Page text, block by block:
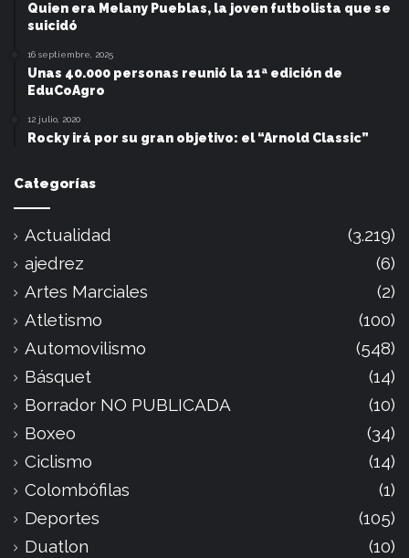
Quien era Melany Pueblas, la joven futbolista que se
suicidó
16 septiembre, 2025
Unas 40.000 personas reunió la 11ª edición de
EduCoAgro
12 julio, 2020
Rocky irá por su gran objetivo: el “Arnold Classic”
Categorías
Actualidad
(3.219)
ajedrez
(6)
Artes Marciales
(2)
Atletismo
(100)
Automovilismo
(548)
Básquet
(14)
Borrador NO PUBLICADA
(10)
Boxeo
(34)
Ciclismo
(14)
Colombófilas
(1)
Deportes
(105)
Duatlon
(10)